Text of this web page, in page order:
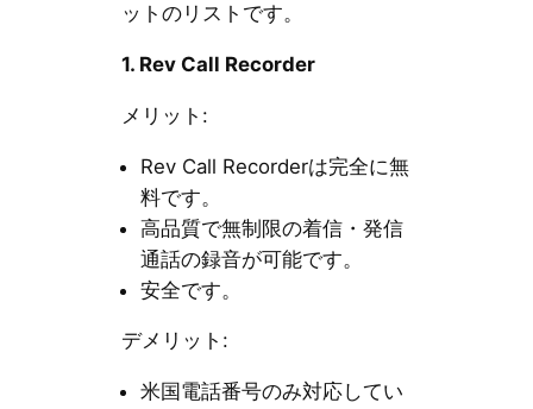
ットのリストです。
1. Rev Call Recorder
メリット:
Rev Call Recorderは完全に無
料です。
高品質で無制限の着信・発信
通話の録音が可能です。
安全です。
デメリット:
米国電話番号のみ対応してい